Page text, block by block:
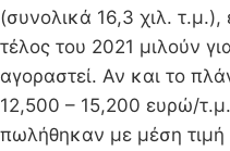
(συνολικά 16,3 χιλ. τ.μ.),
τέλος του 2021 μιλούν
αγοραστεί. Αν και το
12,500 – 15,200 ευρώ/τ.μ.
πωλήθηκαν με μέση